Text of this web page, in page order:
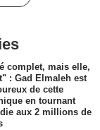
complet, mais elle,
: Gad Elmaleh est
de cette
en tournant
aux 2 millions de